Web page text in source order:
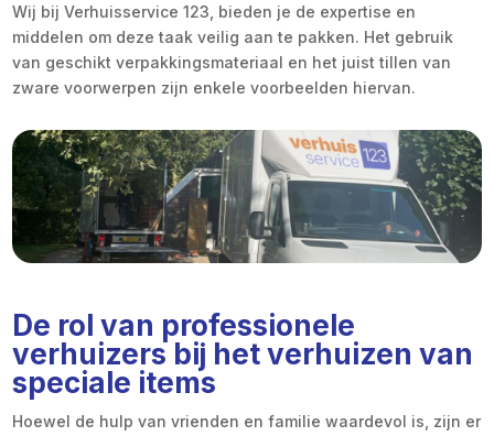
Wij bij Verhuisservice 123, bieden je de expertise en
middelen om deze taak veilig aan te pakken. Het gebruik
van geschikt verpakkingsmateriaal en het juist tillen van
zware voorwerpen zijn enkele voorbeelden hiervan.
De rol van professionele
verhuizers bij het verhuizen van
speciale items
Hoewel de hulp van vrienden en familie waardevol is, zijn er